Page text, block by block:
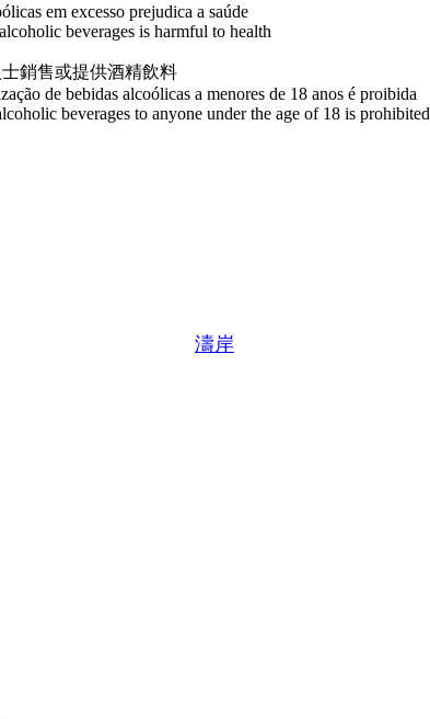
em excesso prejudica a saúde
beverages is harmful to health
銷售或提供酒精飲料
de bebidas alcoólicas a menores de 18 anos é proibida
beverages to anyone under the age of 18 is prohibited
濤岸